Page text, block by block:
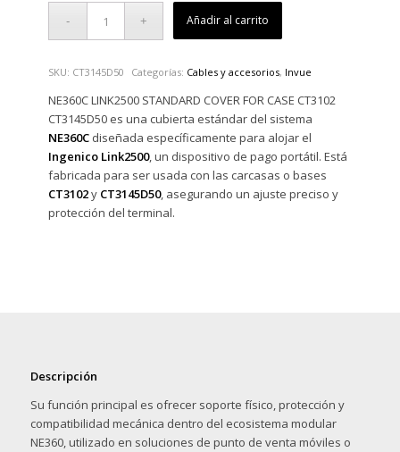
Añadir al carrito
SKU: CT3145D50 Categorías: Cables y accesorios, Invue
NE360C LINK2500 STANDARD COVER FOR CASE CT3102
CT3145D50 es una cubierta estándar del sistema
NE360Cdiseñada específicamente para alojar el
Ingenico Link2500, un dispositivo de pago portátil. Está
fabricada para ser usada con las carcasas o bases
CT3102y CT3145D50, asegurando un ajuste preciso y
protección del terminal.
Descripción
Su función principal es ofrecer soporte físico, protección y
compatibilidad mecánica dentro del ecosistema modular
NE360, utilizado en soluciones de punto de venta móviles o